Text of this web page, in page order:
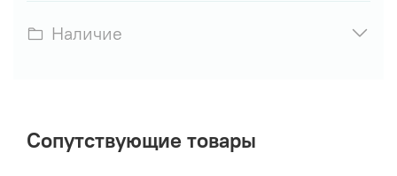
Наличие
Сопутствующие товары